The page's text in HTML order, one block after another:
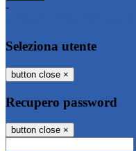
-
Seleziona utente
button close ×
Recupero password
button close ×